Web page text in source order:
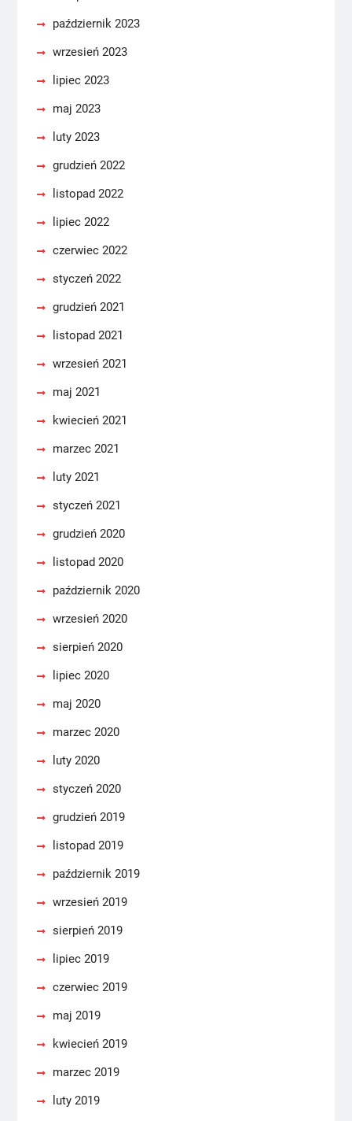
październik 2023
wrzesień 2023
lipiec 2023
maj 2023
luty 2023
grudzień 2022
listopad 2022
lipiec 2022
czerwiec 2022
styczeń 2022
grudzień 2021
listopad 2021
wrzesień 2021
maj 2021
kwiecień 2021
marzec 2021
luty 2021
styczeń 2021
grudzień 2020
listopad 2020
październik 2020
wrzesień 2020
sierpień 2020
lipiec 2020
maj 2020
marzec 2020
luty 2020
styczeń 2020
grudzień 2019
listopad 2019
październik 2019
wrzesień 2019
sierpień 2019
lipiec 2019
czerwiec 2019
maj 2019
kwiecień 2019
marzec 2019
luty 2019